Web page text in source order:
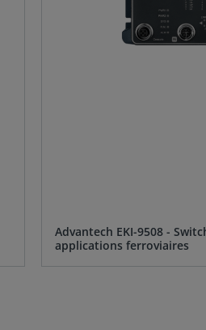
Advantech EKI-9508 -
applications ferroviaires